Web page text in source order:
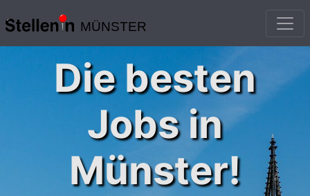
MÜNSTER
Die besten
Jobs in
Münster!